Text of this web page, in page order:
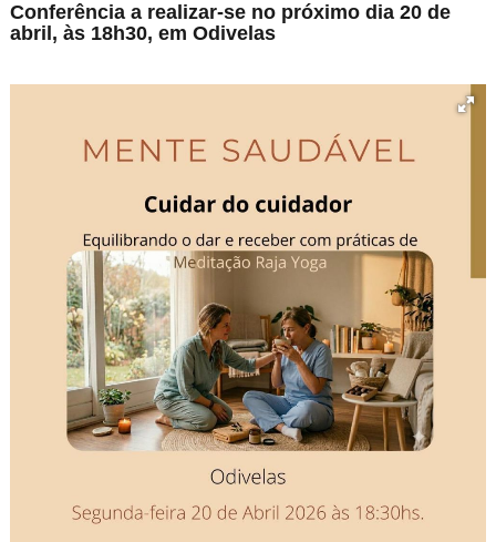
Conferência a realizar-se no próximo dia 20 de
abril, às 18h30, em Odivelas